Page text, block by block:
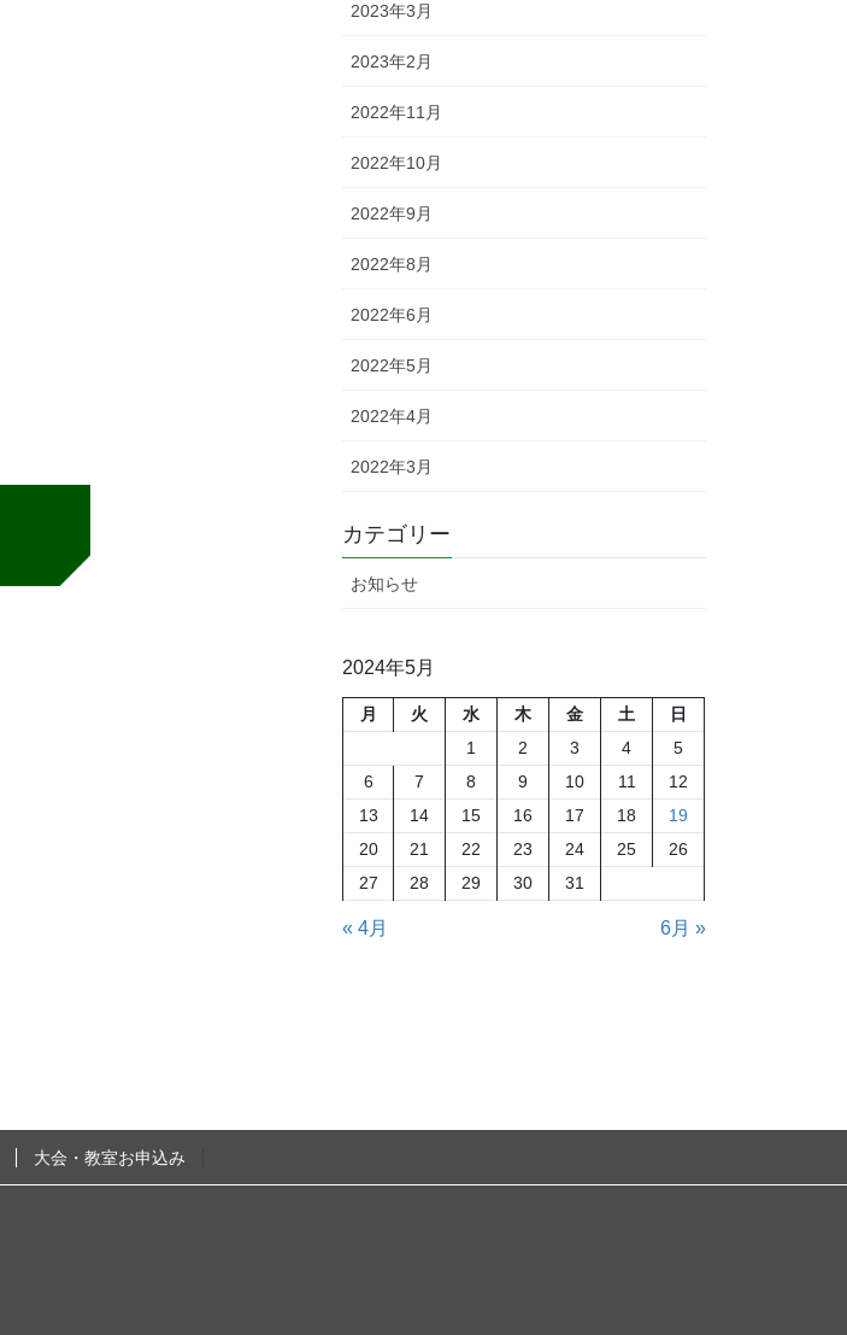
2023年3月
2023年2月
2022年11月
2022年10月
2022年9月
2022年8月
2022年6月
2022年5月
2022年4月
2022年3月
カテゴリー
お知らせ
2024年5月
月 火 水 木 金 土
日
1
2 3 4
5
6
7 8 9 10 11
12
13
14 15 16 17 18
19
20
21 22 23 24 25
26
27
28 29 30 31
« 4月 6月 »
大会・教室お申込み